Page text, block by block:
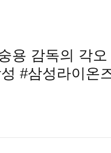
용 감독의 각
#삼성라이온